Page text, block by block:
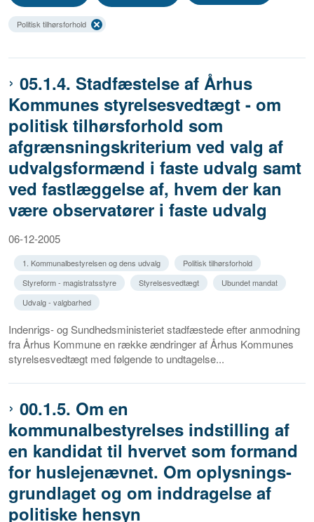
Politisk tilhørsforhold
05.1.4. Stadfæstelse af Århus
Kommunes styrelsesvedtægt - om
politisk tilhørsforhold som
afgrænsningskriterium ved valg af
udvalgsformænd i faste udvalg samt
ved fastlæggelse af, hvem der kan
være observatører i faste udvalg
06-12-2005
1. Kommunalbestyrelsen og dens udvalg
Politisk tilhørsforhold
Styreform - magistratsstyre
Styrelsesvedtægt
Ubundet mandat
Udvalg - valgbarhed
Indenrigs- og Sundhedsministeriet stadfæstede efter anmodning
fra Århus Kommune en række ændringer af Århus Kommunes
styrelsesvedtægt med følgende to undtagelse...
00.1.5. Om en
kommunalbestyrelses indstilling af
en kandidat til hvervet som formand
for huslejenævnet. Om oplysnings-
grundlaget og om inddragelse af
politiske hensyn